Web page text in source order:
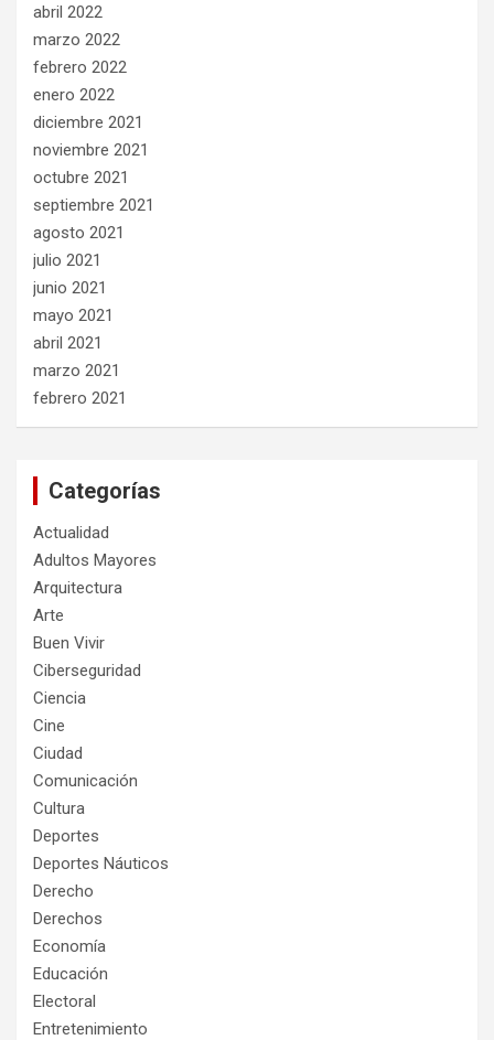
abril 2022
marzo 2022
febrero 2022
enero 2022
diciembre 2021
noviembre 2021
octubre 2021
septiembre 2021
agosto 2021
julio 2021
junio 2021
mayo 2021
abril 2021
marzo 2021
febrero 2021
Categorías
Actualidad
Adultos Mayores
Arquitectura
Arte
Buen Vivir
Ciberseguridad
Ciencia
Cine
Ciudad
Comunicación
Cultura
Deportes
Deportes Náuticos
Derecho
Derechos
Economía
Educación
Electoral
Entretenimiento